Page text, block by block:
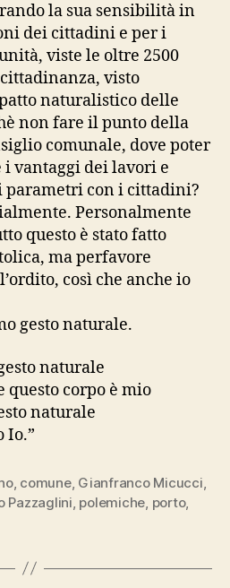
la sua sensibilità in
dei cittadini e per i
viste le oltre 2500
visto
naturalistico delle
non fare il punto della
comunale, dove poter
vantaggi dei lavori e
con i cittadini?
Personalmente
questo è stato fatto
ma perfavore
così che anche io
gesto naturale.
naturale
questo corpo è mio
naturale
Io.”
, comune, Gianfranco Micucci
Pazzaglini polemiche porto,